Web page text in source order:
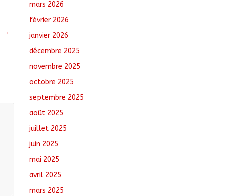
→
mars 2026
février 2026
janvier 2026
décembre 2025
novembre 2025
octobre 2025
septembre 2025
août 2025
juillet 2025
juin 2025
mai 2025
avril 2025
mars 2025